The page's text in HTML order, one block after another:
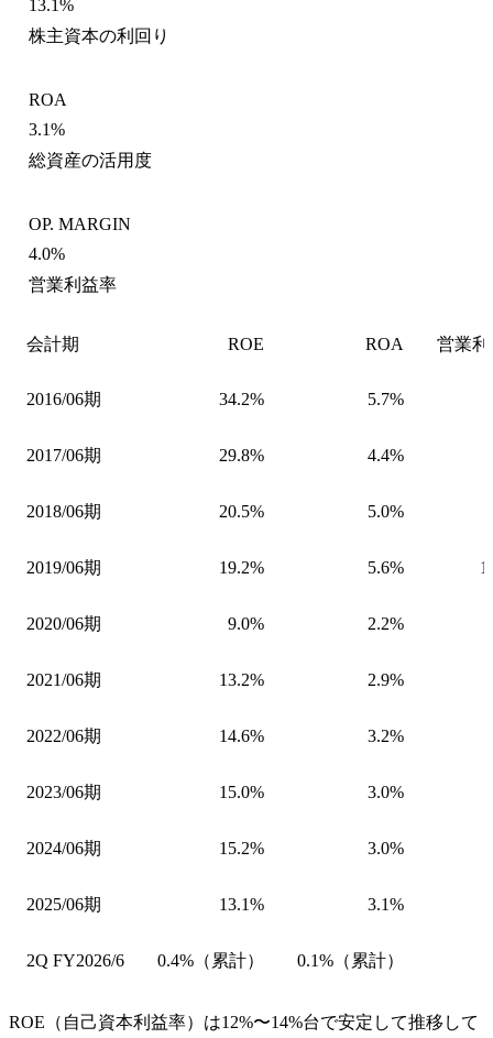
13.1%
株主資本の利回り
ROA
3.1%
総資産の活用度
OP. MARGIN
4.0%
営業利益率
会計期 ROE ROA 営業
2016/06期 34.2% 5.7%
2017/06期 29.8% 4.4%
2018/06期 20.5% 5.0%
2019/06期 19.2% 5.6%
2020/06期 9.0% 2.2%
2021/06期 13.2% 2.9%
2022/06期 14.6% 3.2%
2023/06期 15.0% 3.0%
2024/06期 15.2% 3.0%
2025/06期 13.1% 3.1%
2Q FY2026/6 0.4%（累計） 0.1%（累計）
ROE（自己資本利益率）は12%〜14%台で安定して推移して